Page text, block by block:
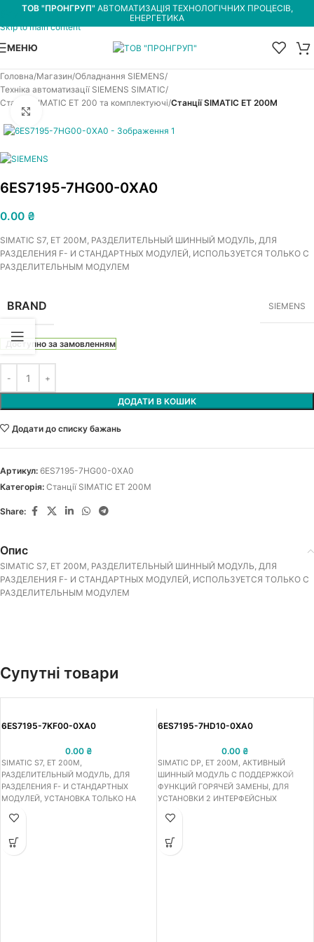
Skip to navigation
Skip to main content
ТОВ "ПРОНГРУП" АВТОМАТИЗАЦІЯ ТЕХНОЛОГІЧНИХ ПРОЦЕСІВ,
ЕНЕРГЕТИКА
МЕНЮ
Головна Магазин Обладнання SIEMENS
Техніка автоматизації SIEMENS SIMATIC
Станції SIMATIC ET 200 та комплектуючі Станції SIMATIC ET 200M
6ES7195-7HG00-0XA0
0.00 ₴
SIMATIC S7, ET 200M, РАЗДЕЛИТЕЛЬНЫЙ ШИННЫЙ МОДУЛЬ, ДЛЯ
РАЗДЕЛЕНИЯ F- И СТАНДАРТНЫХ МОДУЛЕЙ, ИСПОЛЬЗУЕТСЯ ТОЛЬКО С
РАЗДЕЛИТЕЛЬНЫМ МОДУЛЕМ
BRAND SIEMENS
Доступно за замовленням
ДОДАТИ В КОШИК
Додати до списку бажань
Артикул: 6ES7195-7HG00-0XA0
Категорія: Станції SIMATIC ET 200M
Share:
Опис
SIMATIC S7, ET 200M, РАЗДЕЛИТЕЛЬНЫЙ ШИННЫЙ МОДУЛЬ, ДЛЯ
РАЗДЕЛЕНИЯ F- И СТАНДАРТНЫХ МОДУЛЕЙ, ИСПОЛЬЗУЕТСЯ ТОЛЬКО С
РАЗДЕЛИТЕЛЬНЫМ МОДУЛЕМ
Супутні товари
6ES7195-7KF00-0XA0
0.00 ₴
SIMATIC S7, ET 200M,
РАЗДЕЛИТЕЛЬНЫЙ МОДУЛЬ, ДЛЯ
РАЗДЕЛЕНИЯ F- И СТАНДАРТНЫХ
МОДУЛЕЙ, УСТАНОВКА ТОЛЬКО НА
6ES7195-7HD10-0XA0
0.00 ₴
SIMATIC DP, ET 200M, АКТИВНЫЙ
ШИННЫЙ МОДУЛЬ С ПОДДЕРЖКОЙ
ФУНКЦИЙ ГОРЯЧЕЙ ЗАМЕНЫ, ДЛЯ
УСТАНОВКИ 2 ИНТЕРФЕЙСНЫХ
ПОДДЕРЖКОЙ ФУНКЦИЙ РАБОТЫ В